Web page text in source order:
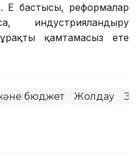
бастысы, реформалар
индустрияландыру
қамтамасыз ете
бюджет Жолдау